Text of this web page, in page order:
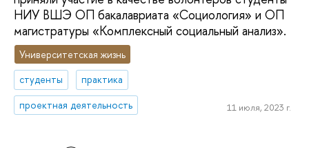
НИУ ВШЭ ОП бакалавриата «Социология» и ОП
магистратуры «Комплексный социальный анализ».
Университетская жизнь
студенты
практика
проектная деятельность
11 июля, 2023 г.